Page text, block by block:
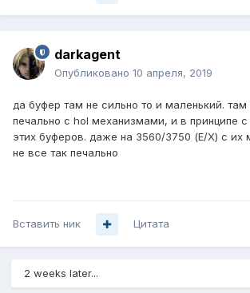
darkagent
Опубликовано 10 апреля, 2019
да буфер там не сильно то и маленький. там
печально с hol механизмами, и в принципе
этих буферов. даже на 3560/3750 (E/X) с их
не все так печально
Вставить ник Цитата
2 weeks later...